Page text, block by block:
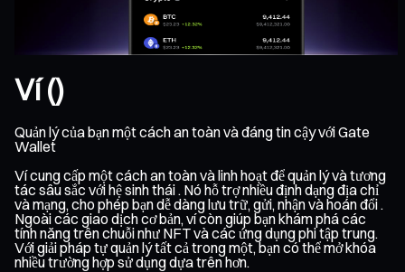
Ví ()
Quản lý của bạn một cách an toàn và đáng tin cậy với Gate
Wallet
Ví cung cấp một cách an toàn và linh hoạt để quản lý và tương
tác sâu sắc với hệ sinh thái . Nó hỗ trợ nhiều định dạng địa chỉ
và mạng, cho phép bạn dễ dàng lưu trữ, gửi, nhận và hoán đổi .
Ngoài các giao dịch cơ bản, ví còn giúp bạn khám phá các
tính năng trên chuỗi như NFT và các ứng dụng phi tập trung.
Với giải pháp tự quản lý tất cả trong một, bạn có thể mở khóa
nhiều trường hợp sử dụng dựa trên hơn.